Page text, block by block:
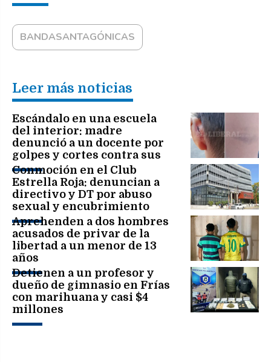
BANDASANTAGÓNICAS
Leer más noticias
Escándalo en una escuela
del interior: madre
denunció a un docente por
golpes y cortes contra sus
hijos de 7 y 11 años
Conmoción en el Club
Estrella Roja: denuncian a
directivo y DT por abuso
sexual y encubrimiento
Aprehenden a dos hombres
acusados de privar de la
libertad a un menor de 13
años
Detienen a un profesor y
dueño de gimnasio en Frías
con marihuana y casi $4
millones